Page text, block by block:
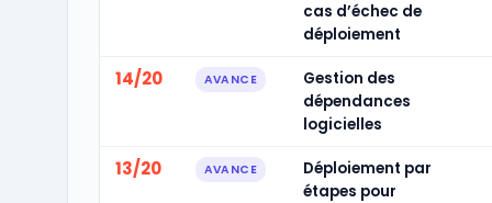
cas d’échec de
déploiement
14/20 AVANCE
Gestion des
dépendances
logicielles
13/20 AVANCE
Déploiement par
étapes pour